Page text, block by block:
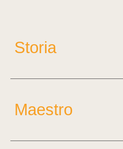
Storia
Maestro